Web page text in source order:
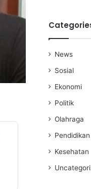
News
Sosial
Ekonomi
Politik
Olahraga
Pendidikan
Kesehatan